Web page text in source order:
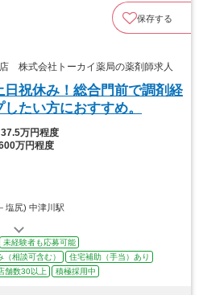
保存する
株式会社トーカイ薬局の薬剤師求人
祝休み！総合門前で調剤経
たい方におすすめ。
37.5万円程度
万円程度
塩尻) 中津川駅
未経験者も応募可能
（相談可含む）
住宅補助（手当）あり
舗数30以上 積極採用中